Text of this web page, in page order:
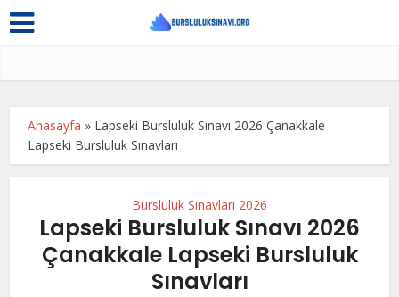
Anasayfa » Lapseki Bursluluk Sınavı 2026 Çanakkale
Lapseki Bursluluk Sınavları
Bursluluk Sınavları 2026
Lapseki Bursluluk Sınavı 2026
Çanakkale Lapseki Bursluluk
Sınavları